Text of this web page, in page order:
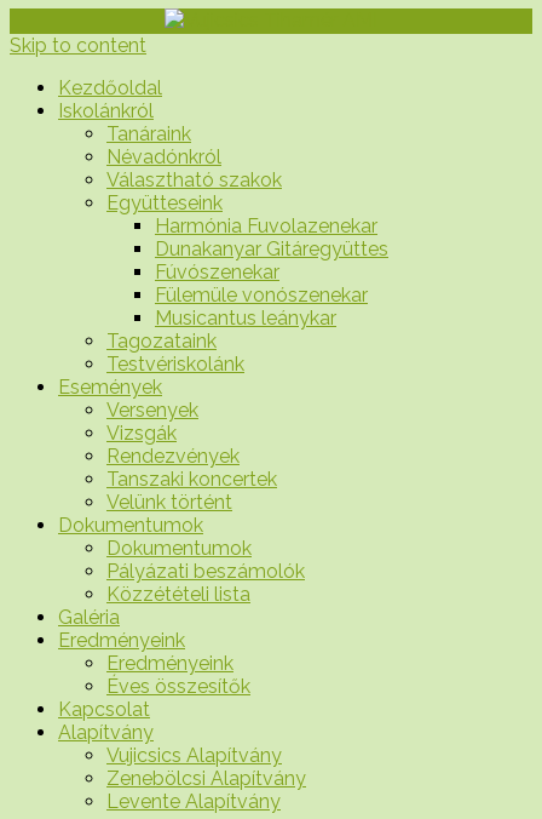
Skip to content
Kezdőoldal
Iskolánkról
Tanáraink
Névadónkról
Választható szakok
Együtteseink
Harmónia Fuvolazenekar
Dunakanyar Gitáregyüttes
Fúvószenekar
Fülemüle vonószenekar
Musicantus leánykar
Tagozataink
Testvériskolánk
Események
Versenyek
Vizsgák
Rendezvények
Tanszaki koncertek
Velünk történt
Dokumentumok
Dokumentumok
Pályázati beszámolók
Közzétételi lista
Galéria
Eredményeink
Eredményeink
Éves összesítők
Kapcsolat
Alapítvány
Vujicsics Alapítvány
Zenebölcsi Alapítvány
Levente Alapítvány